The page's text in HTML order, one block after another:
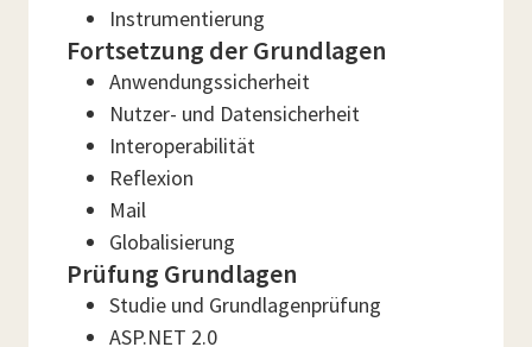
Instrumentierung
Fortsetzung der Grundlagen
Anwendungssicherheit
Nutzer- und Datensicherheit
Interoperabilität
Reflexion
Mail
Globalisierung
Prüfung Grundlagen
Studie und Grundlagenprüfung
ASP.NET 2.0